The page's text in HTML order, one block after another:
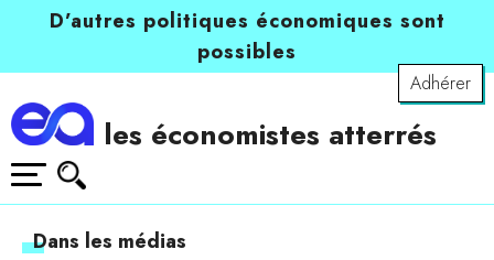
D’autres politiques économiques sont
possibles
Adhérer
les économistes atterrés
Dans les médias